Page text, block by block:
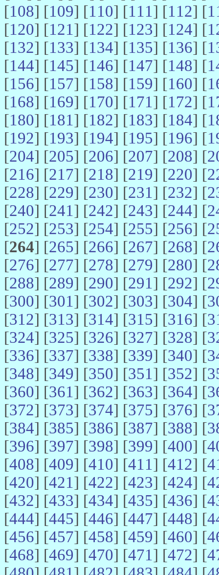
[108] [109] [110] [111] [112] [
[120] [121] [122] [123] [124] [
[132] [133] [134] [135] [136] [
[144] [145] [146] [147] [148] [
[156] [157] [158] [159] [160] [
[168] [169] [170] [171] [172] [
[180] [181] [182] [183] [184] [
[192] [193] [194] [195] [196] [
[204] [205] [206] [207] [208] [
[216] [217] [218] [219] [220] [
[228] [229] [230] [231] [232] [
[240] [241] [242] [243] [244] [
[252] [253] [254] [255] [256] [
[264] [265] [266] [267] [268] [
[276] [277] [278] [279] [280] [
[288] [289] [290] [291] [292] [
[300] [301] [302] [303] [304] [
[312] [313] [314] [315] [316] [
[324] [325] [326] [327] [328] [
[336] [337] [338] [339] [340] [
[348] [349] [350] [351] [352] [
[360] [361] [362] [363] [364] [
[372] [373] [374] [375] [376] [
[384] [385] [386] [387] [388] [
[396] [397] [398] [399] [400] [
[408] [409] [410] [411] [412] [
[420] [421] [422] [423] [424] [
[432] [433] [434] [435] [436] [
[444] [445] [446] [447] [448] [
[456] [457] [458] [459] [460] [
[468] [469] [470] [471] [472] [